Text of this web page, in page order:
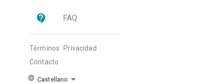
FAQ
Términos
Privacidad
Contacto
Castellano